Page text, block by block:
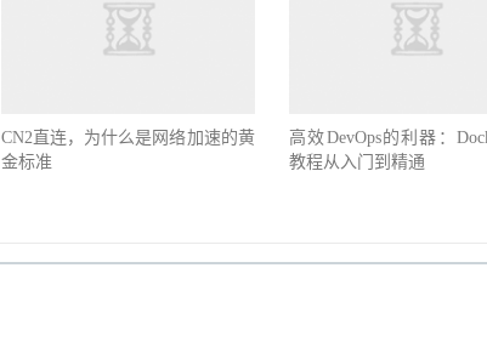
CN2直连，为什么是网络加速的黄
金标准
高效DevOps的利器：
教程从入门到精通